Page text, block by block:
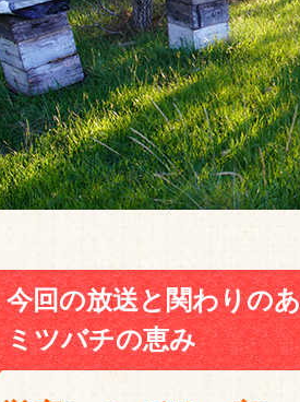
今回の放送と関わりの
ミツバチの恵み